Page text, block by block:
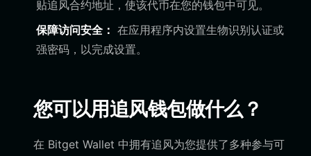
贴追风合约地址，使该代币在您的钱包中可见。
保障访问安全： 在应用程序内设置生物识别认证或
强密码，以完成设置。
您可以用追风钱包做什么？
在 Bitget Wallet 中拥有追风为您提供了多种参与可